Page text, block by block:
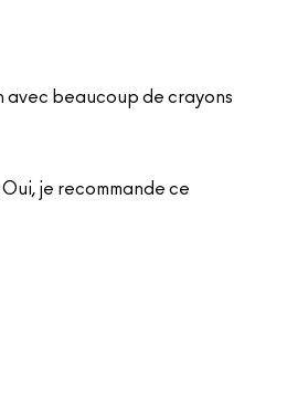
avec beaucoup de crayons
Oui, je recommande ce